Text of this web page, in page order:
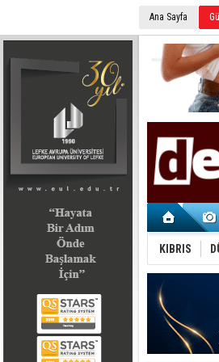
Ana Sayfa
KIBRIS